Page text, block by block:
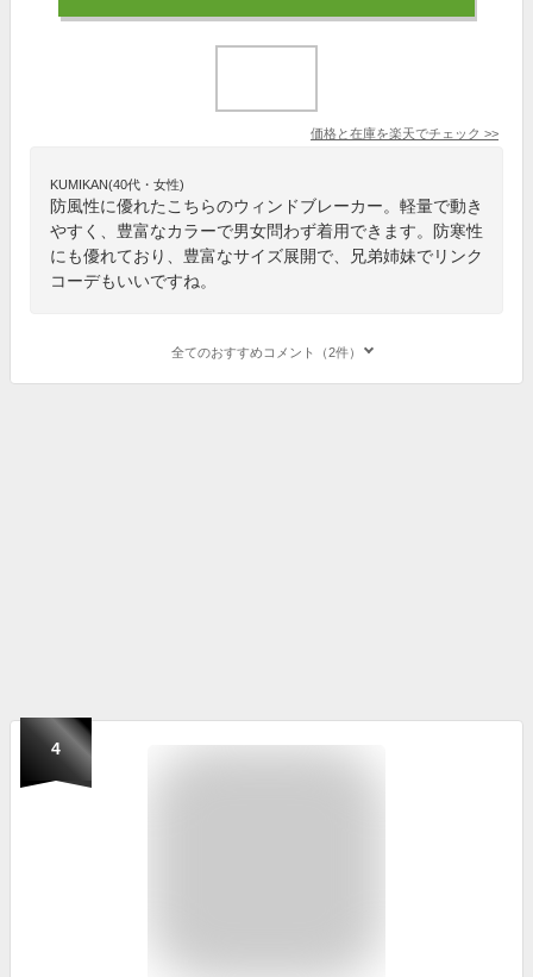
価格と在庫を楽天でチェック >>
KUMIKAN(40代・女性)
防風性に優れたこちらのウィンドブレーカー。軽量で動き
やすく、豊富なカラーで男女問わず着用できます。防寒性
にも優れており、豊富なサイズ展開で、兄弟姉妹でリンク
コーデもいいですね。
全てのおすすめコメント（2件）
4